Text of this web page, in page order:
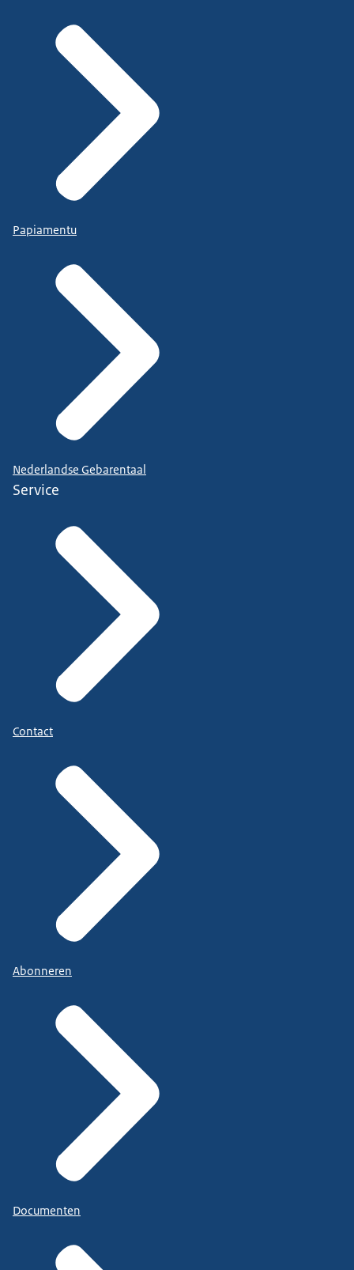
Papiamentu
Nederlandse Gebarentaal
Service
Contact
Abonneren
Documenten